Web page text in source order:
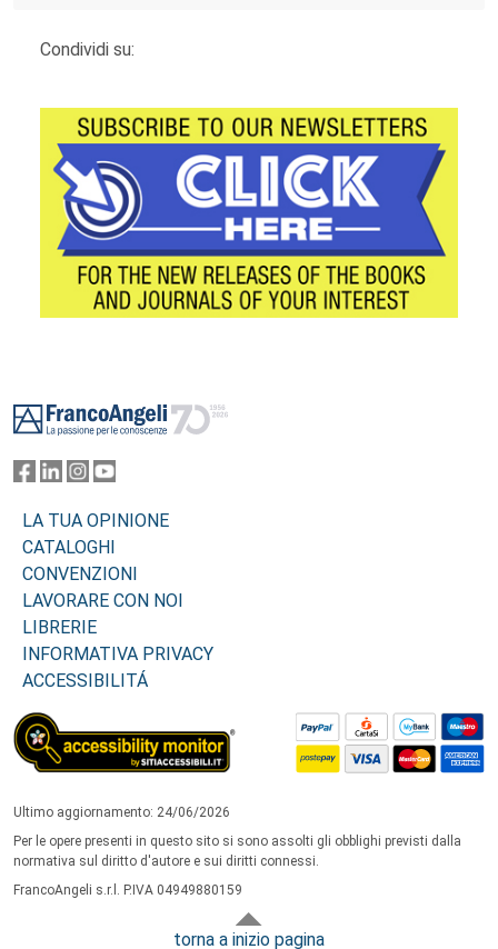
Condividi su:
LA TUA OPINIONE
CATALOGHI
CONVENZIONI
LAVORARE CON NOI
LIBRERIE
INFORMATIVA PRIVACY
ACCESSIBILITÁ
Ultimo aggiornamento: 24/06/2026
Per le opere presenti in questo sito si sono assolti gli obblighi previsti dalla
normativa sul diritto d'autore e sui diritti connessi.
FrancoAngeli s.r.l. P.IVA 04949880159
torna a inizio pagina